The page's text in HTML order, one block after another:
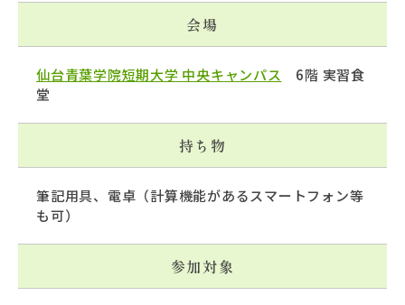
会場
仙台青葉学院短期大学 中央キャンパス
6階 実習食
堂
持ち物
筆記用具、電卓（計算機能があるスマートフォン等
も可）
参加対象